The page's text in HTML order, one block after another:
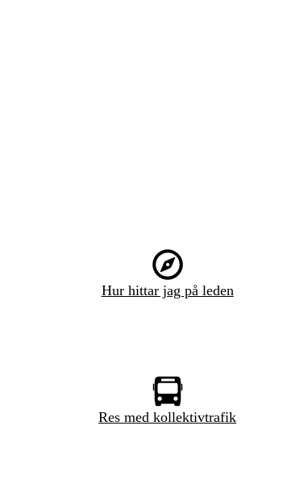
Hur hittar jag på leden
Res med kollektivtrafik